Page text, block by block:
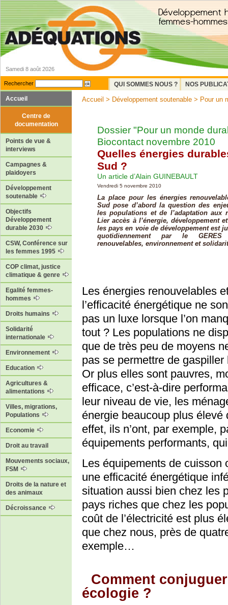
Samedi 8 août 2026
Rechercher QUI SOMMES NOUS ?
NOS
Accueil
Centre de
documentation
Points de vue &
interviews
Campagnes &
plaidoyers
Développement
soutenable
Objectifs
Développement
durable 2030
CSW, Conférence sur
les femmes 1995
COP climat, justice
climatique & genre
Egalité femmes-
hommes
Droits humains
Solidarité
internationale
Environnement
Education
Agricultures &
alimentations
Villes, migrations,
Populations
Economie
Droit au travail
Mouvements sociaux,
FSM
Droits de la nature et
des animaux
Décroissance
Accueil > Développement soutenable > Pour un
Dossier "Pour un monde
Biocontact novembre 2010
Quelles énergies
Sud ?
Un article d’Alain GUINEBAULT
Vendredi 5 novembre 2010
La place pour les énergies
Sud pose d’abord la question des
les populations et de l’adaptation aux
Lier accès à l’énergie, développement
les pays en voie de développement est
quotidiennement par le GERES
renouvelables, environnement et
Les énergies renouvelables
l’efficacité énergétique ne
pas un luxe lorsque l’on
tout ? Les populations ne
que de très peu de moyens
pas se permettre de gaspiller
Or plus elles sont pauvres,
efficace, c’est-à-dire
leur niveau de vie, les
énergie beaucoup plus
effet, ils n’ont, par exemple,
équipements performants,
Les équipements de cuisson
une efficacité énergétique
situation aussi bien chez les
pays riches que chez les
coût de l’électricité est plus
que chez nous, près de
exemple…
Comment
écologie ?